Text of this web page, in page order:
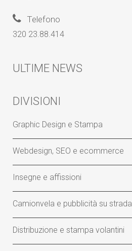
Telefono
320 23.88.414
ULTIME NEWS
DIVISIONI
Graphic Design e Stampa
Webdesign, SEO e ecommerce
Insegne e affissioni
Camionvela e pubblicità su strada
Distribuzione e stampa volantini